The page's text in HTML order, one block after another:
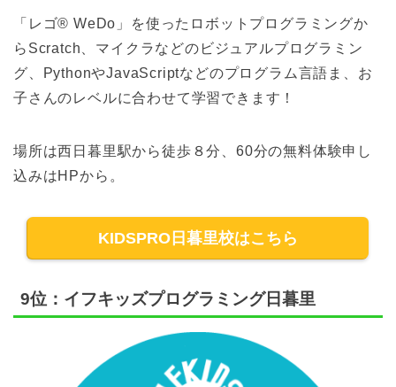
「レゴ® WeDo」を使ったロボットプログラミングか
らScratch、マイクラなどのビジュアルプログラミン
グ、PythonやJavaScriptなどのプログラム言語ま、お
子さんのレベルに合わせて学習できます！
場所は西日暮里駅から徒歩８分、60分の無料体験申し
込みはHPから。
KIDSPRO日暮里校はこちら
9位：イフキッズプログラミング日暮里